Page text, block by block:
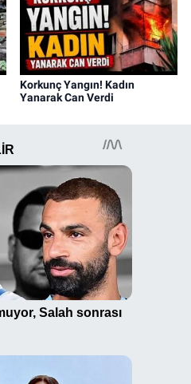
Korkunç Yangın! Kadın
Yanarak Can Verdi